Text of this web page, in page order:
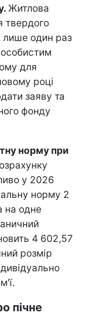
Житлова
твердого
лише один раз
для
році
заяву та
фонду
норму при
у 2026
норму 2
на одне
4 602,57
розмір
пічне